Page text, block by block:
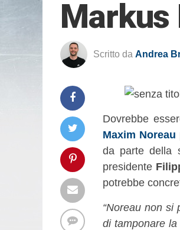
Markus
Scritto da Andrea
Dovrebbe
Maxim Noreau
da parte della
presidente
potrebbe
“Noreau non si
di tamponare